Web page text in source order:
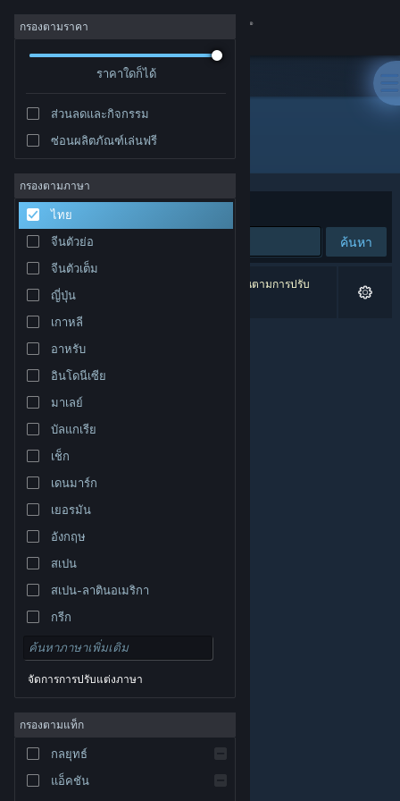
เข้าสู่ระบบ
ชุมชน
เกี่ยวกับ
ฝ่ายสนับสนุน
เปลี่ยนภาษา
รับแอป Steam แบบพกพา
ชมเว็บไซต์สำหรับเดสก์ท็อป
© Valve Corporation สงวนลิขสิทธิ์ เครื่องหมายการค้า
และประเทศอื่น
นโยบายความเป็นส่วนตัว
การช่วยการเข้าถึง|
Steam| การคืนเงิน
กรองตามราคา
ราคาใดก็ได้
ส่วนลดและกิจกรรม
ซ่อนผลิตภัณฑ์เล่นฟรี
กรองตามภาษา
ไทย
จีนตัวย่อ
จีนตัวเต็ม
ญี่ปุ่น
เกาหลี
อาหรับ
อินโดนีเซีย
มาเลย์
บัลแกเรีย
เช็ก
เดนมาร์ก
เยอรมัน
อังกฤษ
สเปน
สเปน-ลาตินอเมริกา
กรีก
จัดการการปรับแต่งภาษา
กรองตามแท็ก
กลยุทธ์
แอ็คชัน
ผู้พัฒนา: Breakpoint Games
จัดเรียงตาม
ค้นหา
0 ผลลัพธ์ตรงกับที่คุณค้นหา 5 ผลิตภัณฑ์ได้ถูกละเว้นตามการปรับ
แต่งของคุณ